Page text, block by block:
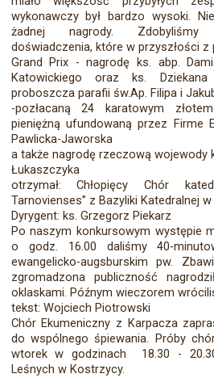
wykonawczy był bardzo wysoki.
żadnej nagrody. Zdobyliśmy
doświadczenia, które w przyszłości
Grand Prix - nagrodę ks. abp.
Katowickiego oraz ks. Dziekana
proboszcza parafii św.Ap. Filipa i
-pozłacaną 24 karatowym
pieniężną ufundowaną przez Firme
Pawlicka-Jaworska
a także nagrodę rzeczową wojewody
Łukaszczyka
otrzymał: Chłopięcy Chór
Tarnovienses” z Bazyliki Katedralnej
Dyrygent: ks. Grzegorz Piekarz
Po naszym konkursowym występie
o godz. 16.00 daliśmy 40-
ewangelicko-augsburskim pw.
zgromadzona publiczność
oklaskami. Późnym wieczorem
tekst: Wojciech Piotrowski
Chór Ekumeniczny z Karpacza
do wspólnego śpiewania. Próby
wtorek w godzinach 18.30 -
Leśnych w Kostrzycy.